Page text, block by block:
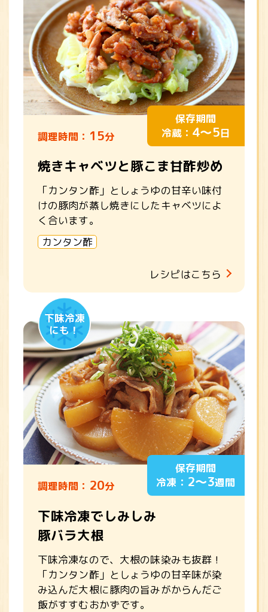
調理時間： 15分
保存期間
冷蔵： 4～5日
焼きキャベツと豚こま甘酢炒め
「カンタン酢」としょうゆの甘辛い味付
けの豚肉が蒸し焼きにしたキャベツによ
く合います。
カンタン酢
レシピはこちら
調理時間： 20分
保存期間
冷凍： 2～3週間
下味冷凍でしみしみ
豚バラ大根
下味冷凍なので、大根の味染みも抜群！
「カンタン酢」としょうゆの甘辛味が染
み込んだ大根に豚肉の旨みがからんだご
飯がすすむおかずです。
下味冷凍
にも！